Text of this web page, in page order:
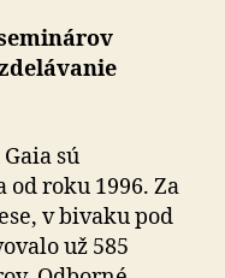
sú
roku 1996. Za
v bivaku pod
už 585